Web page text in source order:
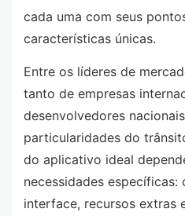
cada uma com seus
características únicas.
Entre os líderes de
tanto de empresas
desenvolvedores
particularidades do
do aplicativo ideal
necessidades
interface, recursos extras